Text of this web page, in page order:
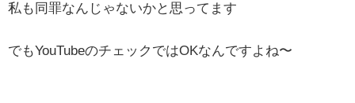
私も同罪なんじゃないかと思ってます
でもYouTubeのチェックではOKなんですよね〜